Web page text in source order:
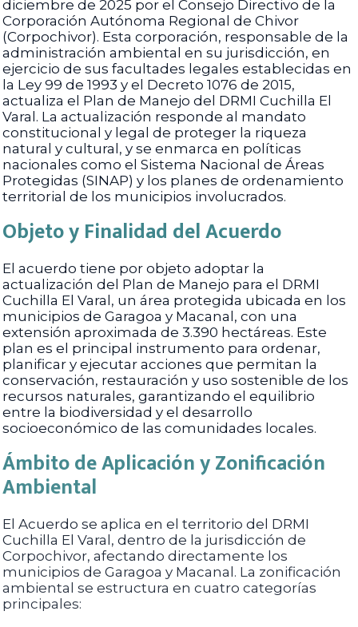
diciembre de 2025 por el Consejo Directivo de la
Corporación Autónoma Regional de Chivor
(Corpochivor). Esta corporación, responsable de la
administración ambiental en su jurisdicción, en
ejercicio de sus facultades legales establecidas en
la Ley 99 de 1993 y el Decreto 1076 de 2015,
actualiza el Plan de Manejo del DRMI Cuchilla El
Varal. La actualización responde al mandato
constitucional y legal de proteger la riqueza
natural y cultural, y se enmarca en políticas
nacionales como el Sistema Nacional de Áreas
Protegidas (SINAP) y los planes de ordenamiento
territorial de los municipios involucrados.
Objeto y Finalidad del Acuerdo
El acuerdo tiene por objeto adoptar la
actualización del Plan de Manejo para el DRMI
Cuchilla El Varal, un área protegida ubicada en los
municipios de Garagoa y Macanal, con una
extensión aproximada de 3.390 hectáreas. Este
plan es el principal instrumento para ordenar,
planificar y ejecutar acciones que permitan la
conservación, restauración y uso sostenible de los
recursos naturales, garantizando el equilibrio
entre la biodiversidad y el desarrollo
socioeconómico de las comunidades locales.
Ámbito de Aplicación y Zonificación
Ambiental
El Acuerdo se aplica en el territorio del DRMI
Cuchilla El Varal, dentro de la jurisdicción de
Corpochivor, afectando directamente los
municipios de Garagoa y Macanal. La zonificación
ambiental se estructura en cuatro categorías
principales: